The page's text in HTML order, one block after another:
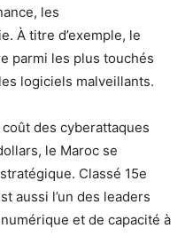
les
À titre d’exemple, le
parmi les plus touchés
logiciels malveillants.
des cyberattaques
le Maroc se
Classé 15e
aussi l’un des leaders
et de capacité à